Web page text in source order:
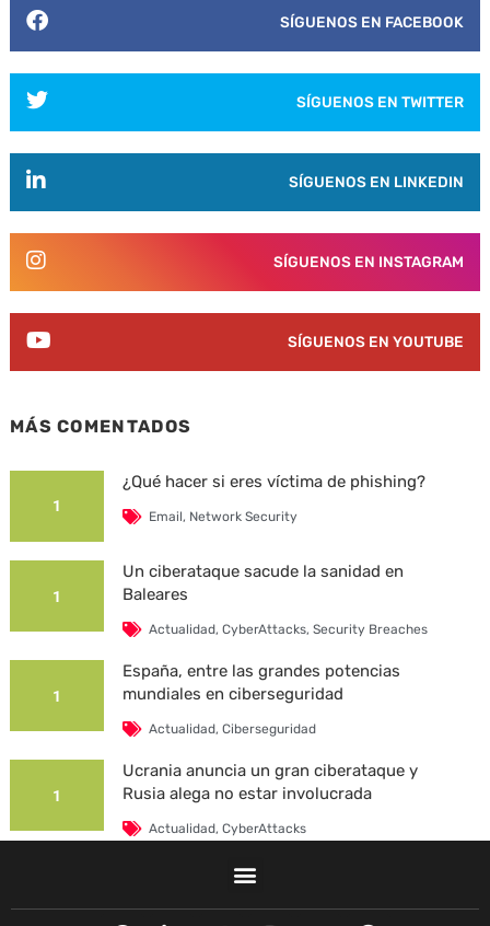
SÍGUENOS EN FACEBOOK
SÍGUENOS EN TWITTER
SÍGUENOS EN LINKEDIN
SÍGUENOS EN INSTAGRAM
SÍGUENOS EN YOUTUBE
MÁS COMENTADOS
1
¿Qué hacer si eres víctima de phishing?
Email, Network Security
1
Un ciberataque sacude la sanidad en
Baleares
Actualidad,CyberAttacks,Security Breaches
1
España, entre las grandes potencias
mundiales en ciberseguridad
Actualidad,Ciberseguridad
1
Ucrania anuncia un gran ciberataque y
Rusia alega no estar involucrada
Actualidad,CyberAttacks
La Universidad Autónoma de Barcelona es
F
L
T
I
Y
T